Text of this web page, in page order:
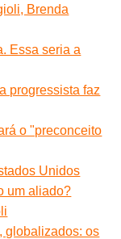
Brenda
Essa seria a
progressista faz
o "preconceito
Unidos
um aliado?
globalizados: os